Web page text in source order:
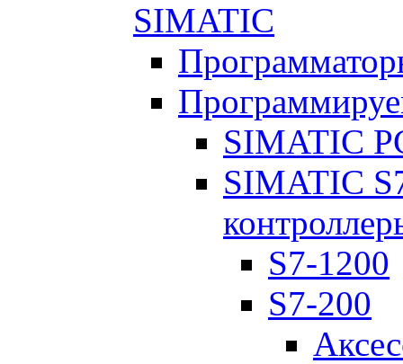
SIMATIC
SIMATIC
SIMATIC
S7-1200
S7-200